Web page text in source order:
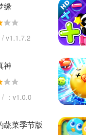
缘
v1.1.7.2
神
：v1.0.0
蔬菜季节版